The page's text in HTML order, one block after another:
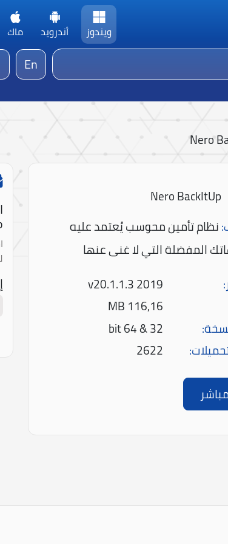
ويندوز أندرويد ماك
En
Nero
Nero BackItUp
نظام تأمين محوسب يُعتمد عليه
المفضلة التي لا غنى عنها
2019 v20.1.1.3
116,16 MB
32 & 64 bit
2622